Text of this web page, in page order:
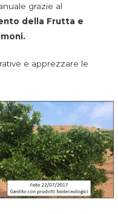
grazie al
della Frutta e
e apprezzare le